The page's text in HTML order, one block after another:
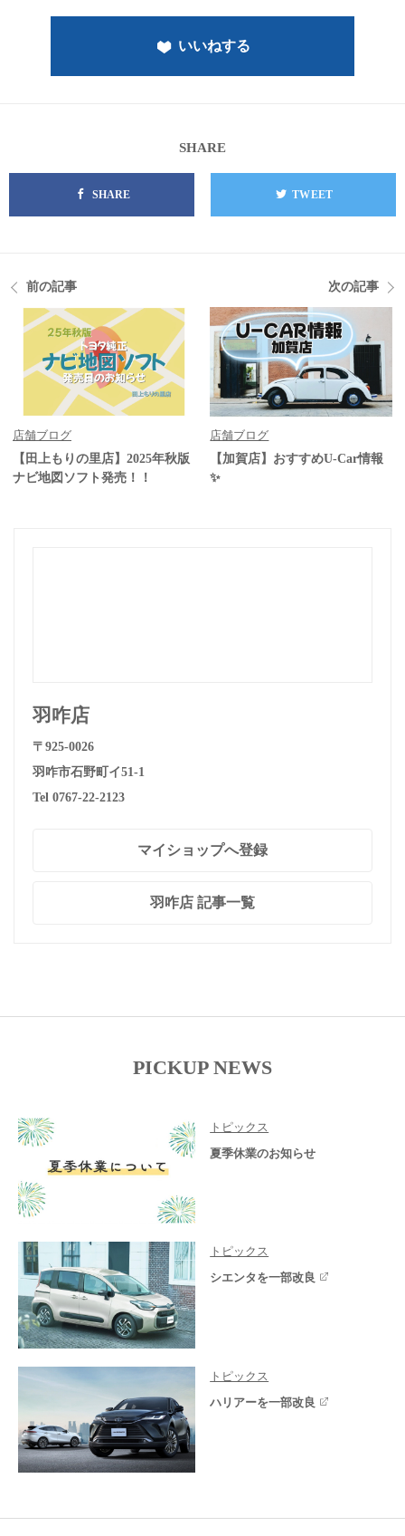
いいねする
SHARE
SHARE TWEET
前の記事
店舗ブログ
【田上もりの里店】2025年秋版
ナビ地図ソフト発売！！
次の記事
店舗ブログ
【加賀店】おすすめU-Car情報
✨
羽咋店
〒925-0026
羽咋市石野町イ51-1
Tel 0767-22-2123
マイショップへ登録
羽咋店 記事一覧
PICKUP NEWS
トピックス
夏季休業のお知らせ
トピックス
シエンタを一部改良
トピックス
ハリアーを一部改良